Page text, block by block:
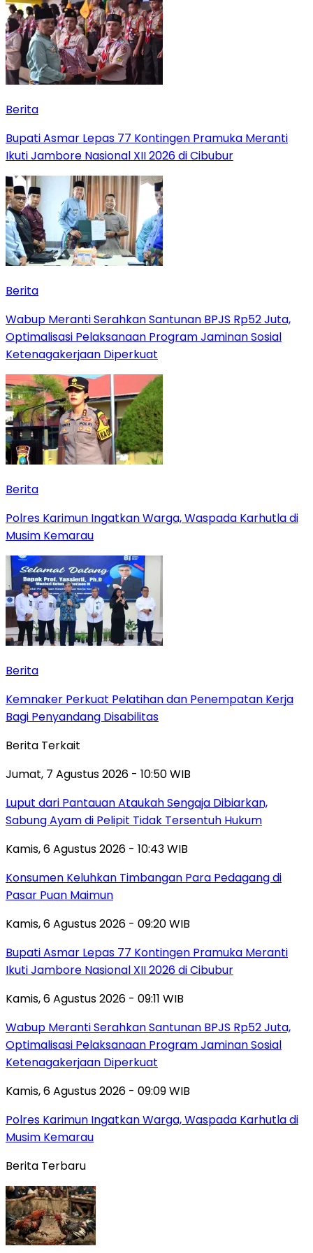
Berita
Bupati Asmar Lepas 77 Kontingen Pramuka Meranti
Ikuti Jambore Nasional XII 2026 di Cibubur
Berita
Wabup Meranti Serahkan Santunan BPJS Rp52 Juta,
Optimalisasi Pelaksanaan Program Jaminan Sosial
Ketenagakerjaan Diperkuat
Berita
Polres Karimun Ingatkan Warga, Waspada Karhutla di
Musim Kemarau
Berita
Kemnaker Perkuat Pelatihan dan Penempatan Kerja
Bagi Penyandang Disabilitas
Berita Terkait
Jumat, 7 Agustus 2026 - 10:50 WIB
Luput dari Pantauan Ataukah Sengaja Dibiarkan,
Sabung Ayam di Pelipit Tidak Tersentuh Hukum
Kamis, 6 Agustus 2026 - 10:43 WIB
Konsumen Keluhkan Timbangan Para Pedagang di
Pasar Puan Maimun
Kamis, 6 Agustus 2026 - 09:20 WIB
Bupati Asmar Lepas 77 Kontingen Pramuka Meranti
Ikuti Jambore Nasional XII 2026 di Cibubur
Kamis, 6 Agustus 2026 - 09:11 WIB
Wabup Meranti Serahkan Santunan BPJS Rp52 Juta,
Optimalisasi Pelaksanaan Program Jaminan Sosial
Ketenagakerjaan Diperkuat
Kamis, 6 Agustus 2026 - 09:09 WIB
Polres Karimun Ingatkan Warga, Waspada Karhutla di
Musim Kemarau
Berita Terbaru